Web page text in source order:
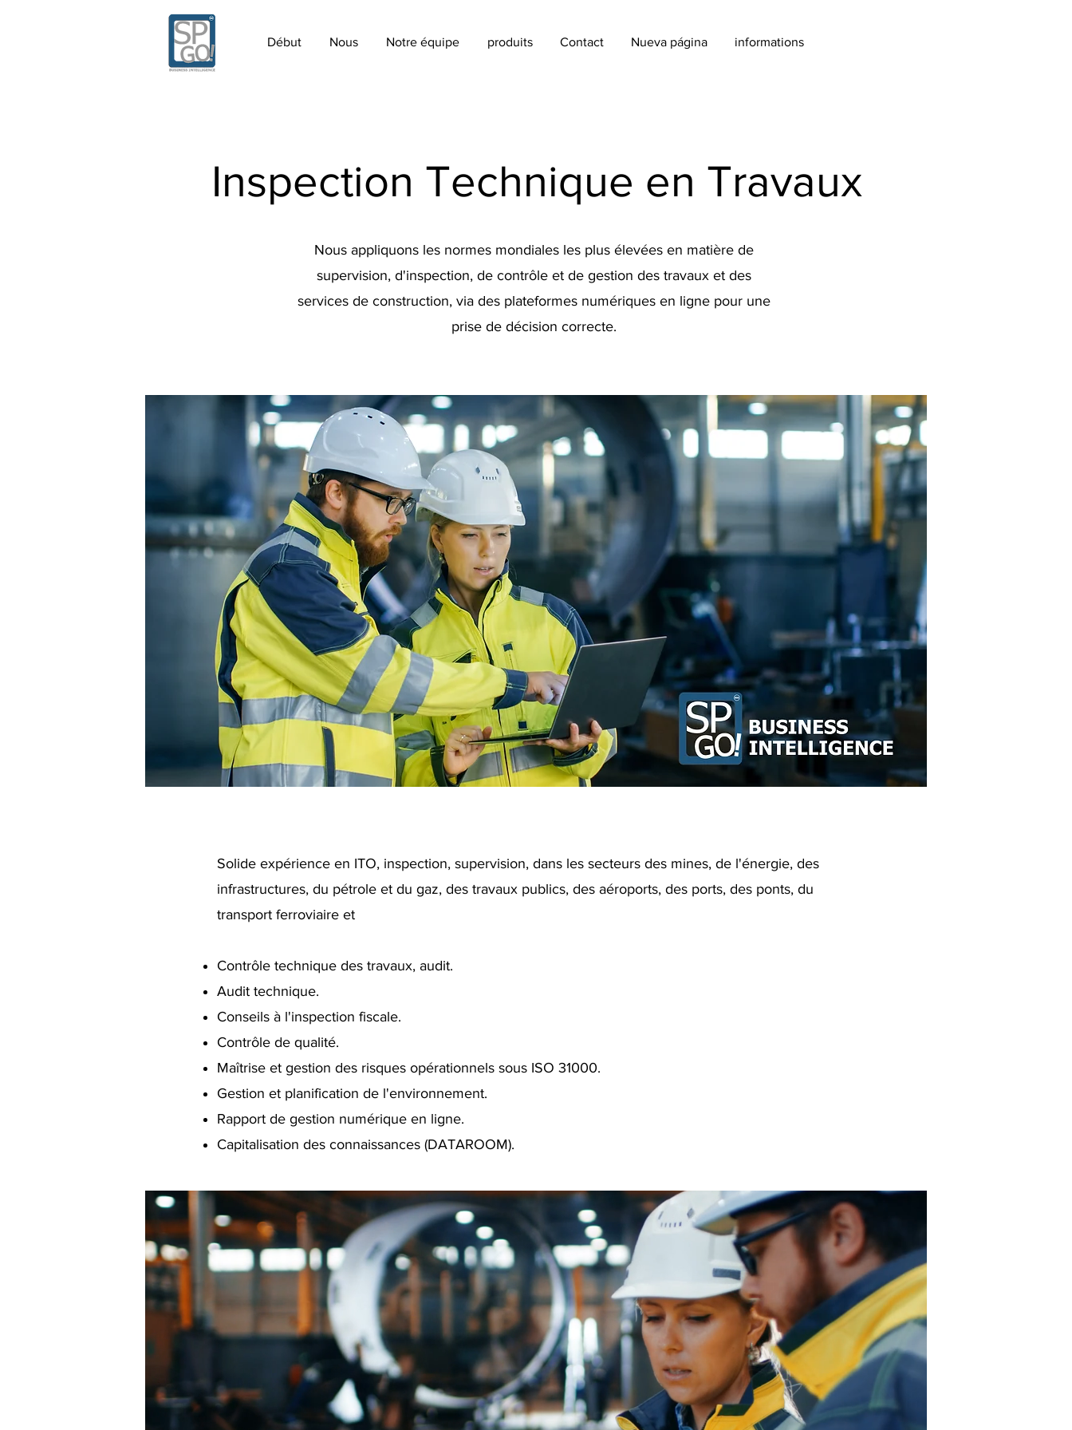
Début Nous Notre équipe produits Contact Nueva página informations
Inspection Technique en Travaux
Nous appliquons les normes mondiales les plus élevées en matière de
supervision, d'inspection, de contrôle et de gestion des travaux et des
services de construction, via des plateformes numériques en ligne pour une
prise de décision correcte.
Solide expérience en ITO, inspection, supervision, dans les secteurs des mines, de l'énergie, des
infrastructures, du pétrole et du gaz, des travaux publics, des aéroports, des ports, des ponts, du
transport ferroviaire et
Contrôle technique des travaux, audit.
Audit technique.
Conseils à l'inspection fiscale.
Contrôle de qualité.
Maîtrise et gestion des risques opérationnels sous ISO 31000.
Gestion et planification de l'environnement.
Rapport de gestion numérique en ligne.
Capitalisation des connaissances (DATAROOM).